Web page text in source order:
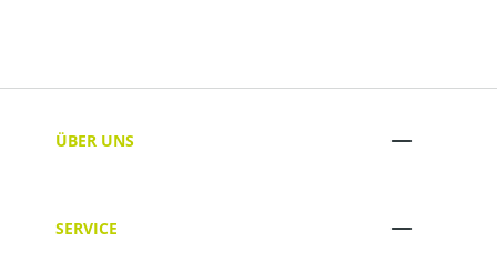
ÜBER UNS
SERVICE